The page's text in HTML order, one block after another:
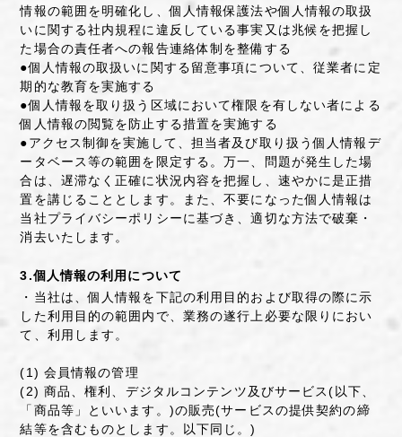
情報の範囲を明確化し、個人情報保護法や個人情報の取扱
いに関する社内規程に違反している事実又は兆候を把握し
た場合の責任者への報告連絡体制を整備する
●個人情報の取扱いに関する留意事項について、従業者に定
期的な教育を実施する
●個人情報を取り扱う区域において権限を有しない者による
個人情報の閲覧を防止する措置を実施する
●アクセス制御を実施して、担当者及び取り扱う個人情報デ
ータベース等の範囲を限定する。万一、問題が発生した場
合は、遅滞なく正確に状況内容を把握し、速やかに是正措
置を講じることとします。また、不要になった個人情報は
当社プライバシーポリシーに基づき、適切な方法で破棄・
消去いたします。
3.個人情報の利用について
・当社は、個人情報を下記の利用目的および取得の際に示
した利用目的の範囲内で、業務の遂行上必要な限りにおい
て、利用します。
(1) 会員情報の管理
(2) 商品、権利、デジタルコンテンツ及びサービス(以下、
「商品等」といいます。)の販売(サービスの提供契約の締
結等を含むものとします。以下同じ。)